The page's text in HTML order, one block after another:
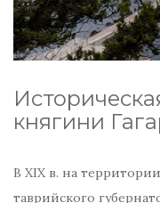
княгини
В XIX в. на
таврийского